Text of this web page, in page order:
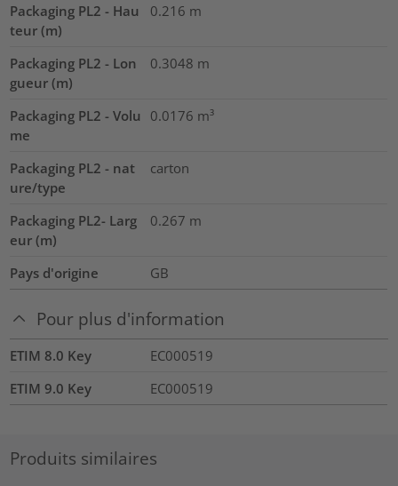
Packaging PL2 - Hau
teur (m)
0.216 m
Packaging PL2 - Lon
gueur (m)
0.3048 m
Packaging PL2 - Volu
me
0.0176 m³
Packaging PL2 - nat
ure/type
carton
Packaging PL2- Larg
eur (m)
0.267 m
Pays d'origine GB
Pour plus d'information
ETIM 8.0 Key
EC000519
ETIM 9.0 Key
EC000519
Produits similaires